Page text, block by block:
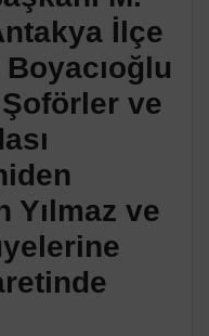
İlçe
ve
Yılmaz ve